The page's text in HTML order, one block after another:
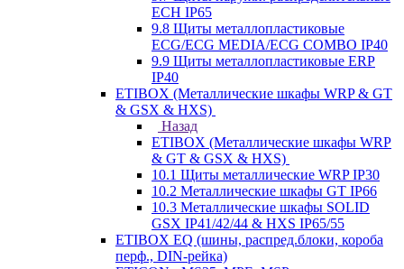
ECH IP65
9.8 Щиты металлопластиковые
ECG/ECG MEDIA/ECG COMBO IP40
9.9 Щиты металлопластиковые ERP
IP40
ETIBOX (Металлические шкафы WRP & GT
& GSX & HXS)
Назад
ETIBOX (Металлические шкафы WRP
& GT & GSX & HXS)
10.1 Щиты металлические WRP IP30
10.2 Металлические шкафы GT IP66
10.3 Металлические шкафы SOLID
GSX IP41/42/44 & HXS IP65/55
ETIBOX EQ (шины, распред.блоки, короба
перф., DIN-рейка)